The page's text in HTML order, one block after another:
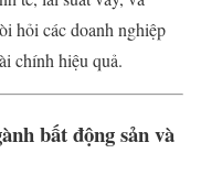
hỏi các doanh nghiệp
chính hiệu quả.
bất động sản và